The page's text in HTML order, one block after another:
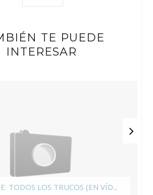
TE PUEDE
INTERESAR
TODOS LOS TRUCOS (EN VÍD...